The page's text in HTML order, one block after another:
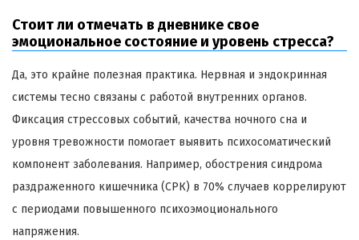
Стоит ли отмечать в дневнике свое
эмоциональное состояние и уровень стресса?
Да, это крайне полезная практика. Нервная и эндокринная
системы тесно связаны с работой внутренних органов.
Фиксация стрессовых событий, качества ночного сна и
уровня тревожности помогает выявить психосоматический
компонент заболевания. Например, обострения синдрома
раздраженного кишечника (СРК) в 70% случаев коррелируют
с периодами повышенного психоэмоционального
напряжения.